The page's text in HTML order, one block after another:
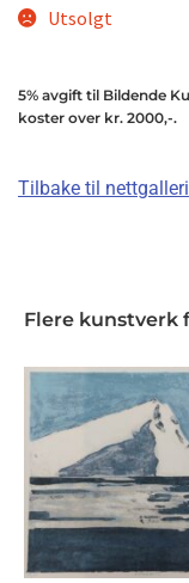
Utsolgt
5% avgift til Bildende
koster over kr. 2000,-.
Tilbake til nettgalleri
Flere kunstverk